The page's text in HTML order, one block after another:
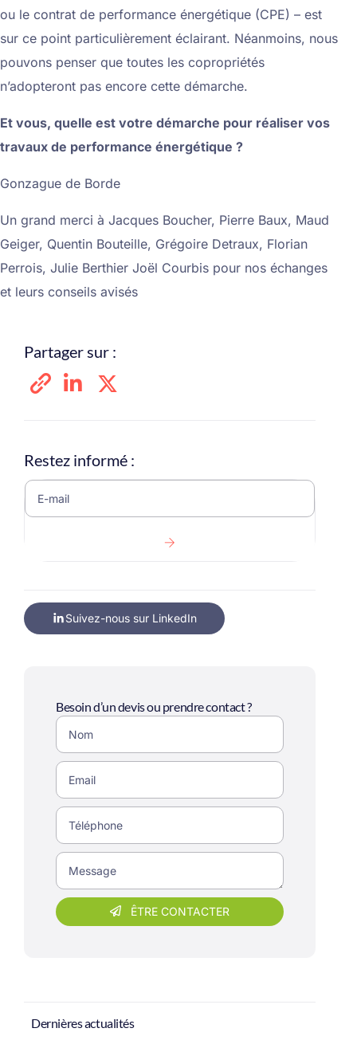
ou le contrat de performance énergétique (CPE) – est
sur ce point particulièrement éclairant. Néanmoins, nous
pouvons penser que toutes les copropriétés
n’adopteront pas encore cette démarche.
Et vous, quelle est votre démarche pour réaliser vos
travaux de performance énergétique ?
Gonzague de Borde
Un grand merci à Jacques Boucher, Pierre Baux, Maud
Geiger, Quentin Bouteille, Grégoire Detraux, Florian
Perrois, Julie Berthier Joël Courbis pour nos échanges
et leurs conseils avisés
Partager sur :
Restez informé :
Suivez-nous sur LinkedIn
Besoin d’un devis ou prendre contact ?
ÊTRE CONTACTER
Dernières actualités